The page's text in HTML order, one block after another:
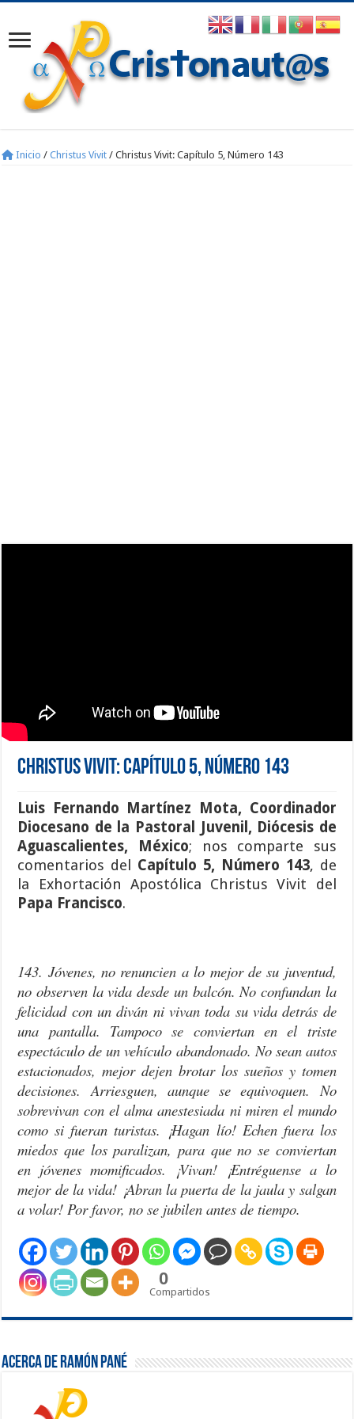
Inicio / Christus Vivit / Christus Vivit: Capítulo 5, Número 143
Christus Vivit: Capítulo 5, Número 143
Luis Fernando Martínez Mota, Coordinador
Diocesano de la Pastoral Juvenil, Diócesis de
Aguascalientes, México; nos comparte sus
comentarios del Capítulo 5, Número 143, de
la Exhortación Apostólica Christus Vivit del
Papa Francisco.
143. Jóvenes, no renuncien a lo mejor de su juventud,
no observen la vida desde un balcón. No confundan la
felicidad con un diván ni vivan toda su vida detrás de
una pantalla. Tampoco se conviertan en el triste
espectáculo de un vehículo abandonado. No sean autos
estacionados, mejor dejen brotar los sueños y tomen
decisiones. Arriesguen, aunque se equivoquen. No
sobrevivan con el alma anestesiada ni miren el mundo
como si fueran turistas. ¡Hagan lío! Echen fuera los
miedos que los paralizan, para que no se conviertan
en jóvenes momificados. ¡Vivan! ¡Entréguense a lo
mejor de la vida! ¡Abran la puerta de la jaula y salgan
a volar! Por favor, no se jubilen antes de tiempo.
0
Compartidos
Acerca de Ramón Pané